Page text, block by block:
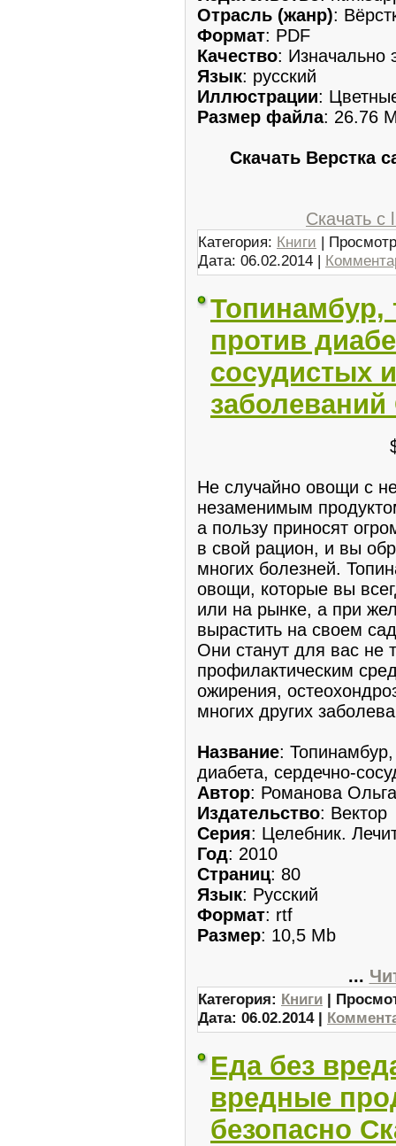
Отрасль (жанр):
Формат: PDF
Качество: Изначально
Язык: русский
Иллюстрации:
Размер файла: 26.76
Скачать Верстка
Скачать с
Категория: Книги |
Дата: 06.02.2014 |
Топинамбур,
против
сосудистых
заболеваний
Не случайно овощи с
незаменимым
а пользу приносят
в свой рацион, и вы
многих болезней.
овощи, которые вы
или на рынке, а при
вырастить на своем
Они станут для вас не
профилактическим
ожирения,
многих других
Название:
диабета, сердечно-
Автор: Романова Ольга
Издательство: Вектор
Серия: Целебник.
Год: 2010
Страниц: 80
Язык: Русский
Формат: rtf
Размер: 10,5 Mb
...
Категория: Книги |
Дата: 06.02.2014|
Еда без
вредные
безопасно